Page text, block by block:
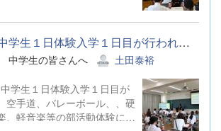
7月28日(火)に中学生１日体験入学１日目が行われました。空手道、...
中学生の皆さんへ 土田泰裕
学生１日体験入学１日目が
空手道、バレーボール、、硬
、軽音楽等の部活動体験にた